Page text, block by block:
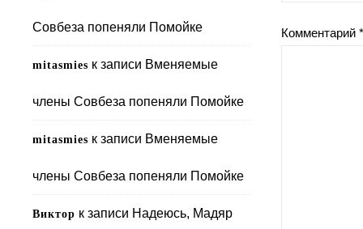
Совбеза попеняли Помойке
mitasmies к записи Вменяемые
члены Совбеза попеняли Помойке
mitasmies к записи Вменяемые
члены Совбеза попеняли Помойке
Виктор к записи Надеюсь, Мадяр
Комментарий *